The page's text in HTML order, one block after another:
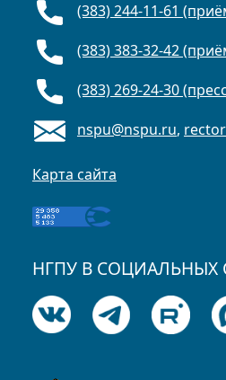
(383) 244-11-61
(383) 383-32-42
(383) 269-24-30
nspu@nspu.ru,
Карта сайта
НГПУ В СОЦИАЛЬНЫХ